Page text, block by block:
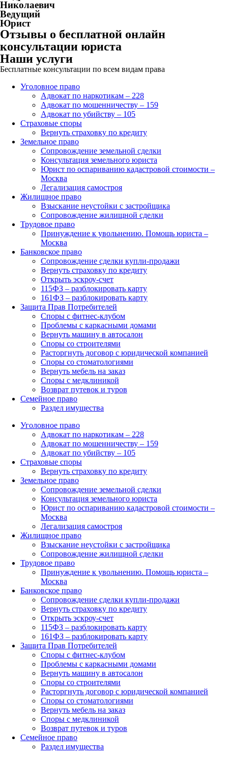
Николаевич
Ведущий
Юрист
Отзывы о бесплатной онлайн
консультации юриста
Наши услуги
Бесплатные консультации по всем видам права
Уголовное право
Адвокат по наркотикам – 228
Адвокат по мошенничеству – 159
Адвокат по убийству – 105
Страховые споры
Вернуть страховку по кредиту
Земельное право
Сопровождение земельной сделки
Консультация земельного юриста
Юрист по оспариванию кадастровой стоимости –
Москва
Легализация самостроя
Жилищное право
Взыскание неустойки с застройщика
Сопровождение жилищной сделки
Трудовое право
Принуждение к увольнению. Помощь юриста –
Москва
Банковское право
Сопровождение сделки купли-продажи
Вернуть страховку по кредиту
Открыть эскроу-счет
115ФЗ – разблокировать карту
161ФЗ – разблокировать карту
Защита Прав Потребителей
Споры с фитнес-клубом
Проблемы с каркасными домами
Вернуть машину в автосалон
Споры со строителями
Расторгнуть договор с юридической компанией
Споры со стоматологиями
Вернуть мебель на заказ
Споры с медклиникой
Возврат путевок и туров
Семейное право
Раздел имущества
Уголовное право
Адвокат по наркотикам – 228
Адвокат по мошенничеству – 159
Адвокат по убийству – 105
Страховые споры
Вернуть страховку по кредиту
Земельное право
Сопровождение земельной сделки
Консультация земельного юриста
Юрист по оспариванию кадастровой стоимости –
Москва
Легализация самостроя
Жилищное право
Взыскание неустойки с застройщика
Сопровождение жилищной сделки
Трудовое право
Принуждение к увольнению. Помощь юриста –
Москва
Банковское право
Сопровождение сделки купли-продажи
Вернуть страховку по кредиту
Открыть эскроу-счет
115ФЗ – разблокировать карту
161ФЗ – разблокировать карту
Защита Прав Потребителей
Споры с фитнес-клубом
Проблемы с каркасными домами
Вернуть машину в автосалон
Споры со строителями
Расторгнуть договор с юридической компанией
Споры со стоматологиями
Вернуть мебель на заказ
Споры с медклиникой
Возврат путевок и туров
Семейное право
Раздел имущества